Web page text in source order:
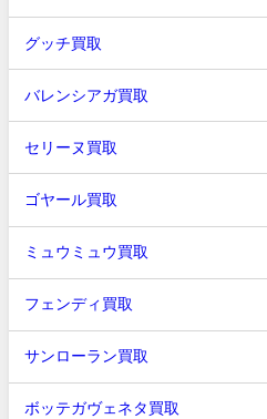
グッチ買取
バレンシアガ買取
セリーヌ買取
ゴヤール買取
ミュウミュウ買取
フェンディ買取
サンローラン買取
ボッテガヴェネタ買取